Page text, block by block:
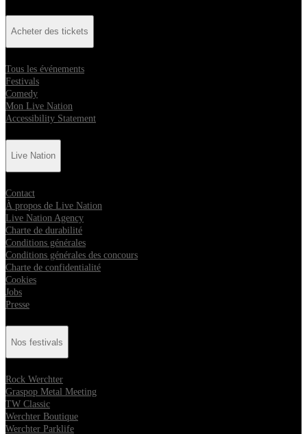
Acheter des tickets
Tous les événements
Festivals
Comedy
Mon Live Nation
Accessibility Statement
Live Nation
Contact
À propos de Live Nation
Live Nation Agency
Charte de durabilité
Conditions générales
Conditions générales des concours
Charte de confidentialité
Cookies
Jobs
Presse
Nos festivals
Rock Werchter
Graspop Metal Meeting
TW Classic
Werchter Boutique
Werchter Parklife